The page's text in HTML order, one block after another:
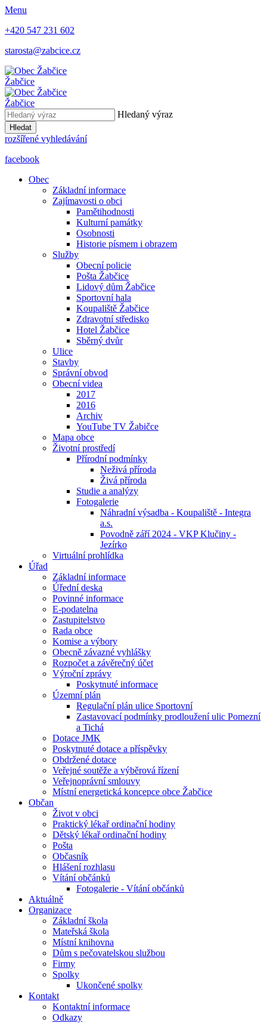
Menu
+420 547 231 602
starosta@zabcice.cz
Žabčice
Žabčice
Hledaný výraz
Hledat
rozšířené vyhledávání
facebook
Obec
Základní informace
Zajímavosti o obci
Pamětihodnosti
Kulturní památky
Osobnosti
Historie písmem i obrazem
Služby
Obecní policie
Pošta Žabčice
Lidový dům Žabčice
Sportovní hala
Koupaliště Žabčice
Zdravotní středisko
Hotel Žabčice
Sběrný dvůr
Ulice
Stavby
Správní obvod
Obecní videa
2017
2016
Archiv
YouTube TV Žabičce
Mapa obce
Životní prostředí
Přírodní podmínky
Neživá příroda
Živá příroda
Studie a analýzy
Fotogalerie
Náhradní výsadba - Koupaliště - Integra
a.s.
Povodně září 2024 - VKP Klučiny -
Jezírko
Virtuální prohlídka
Úřad
Základní informace
Úřední deska
Povinné informace
E-podatelna
Zastupitelstvo
Rada obce
Komise a výbory
Obecně závazné vyhlášky
Rozpočet a závěrečný účet
Výroční zprávy
Poskytnuté informace
Územní plán
Regulační plán ulice Sportovní
Zastavovací podmínky prodloužení ulic Pomezní
a Tichá
Dotace JMK
Poskytnuté dotace a příspěvky
Obdržené dotace
Veřejné soutěže a výběrová řízení
Veřejnoprávní smlouvy
Místní energetická koncepce obce Žabčice
Občan
Život v obci
Praktický lékař ordinační hodiny
Dětský lékař ordinační hodiny
Pošta
Občasník
Hlášení rozhlasu
Vítání občánků
Fotogalerie - Vítání občánků
Aktuálně
Organizace
Základní škola
Mateřská škola
Místní knihovna
Dům s pečovatelskou službou
Firmy
Spolky
Ukončené spolky
Kontakt
Kontaktní informace
Odkazy